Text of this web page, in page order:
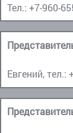
Тел.: +7-960-
Евгений, тел.: